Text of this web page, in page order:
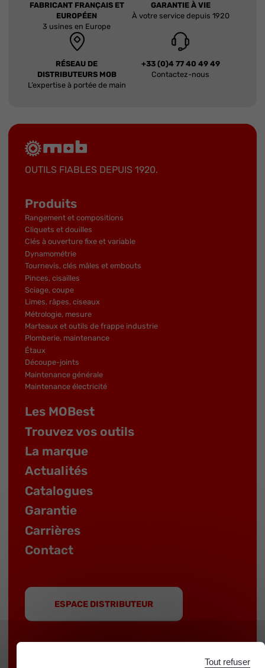
FABRICANT FRANÇAIS ET
EUROPÉEN
3 usines en Europe
GARANTIE À VIE
À votre service depuis 1920
RÉSEAU DE
DISTRIBUTEURS MOB
L’expertise à portée de main
+33 (0)4 77 40 49 49
Contactez-nous
OUTILS FIABLES DEPUIS 1920.
Produits
Rangement et compositions
Cliquets et douilles
Clés à ouverture fixe et variable
Dynamométrie
Tournevis, clés mâles et embouts
Pinces, cisailles
Sciage, coupe
Limes, râpes, ciseaux
Métrologie, mesure
Marteaux et outils de frappe industrie
Plomberie, maintenance
Étaux
Découpe-joints
Maintenance générale
Maintenance électricité
Les MOBest
Trouvez vos outils
La marque
Actualités
Catalogues
Garantie
Carrières
Contact
ESPACE DISTRIBUTEUR
Tout refuser